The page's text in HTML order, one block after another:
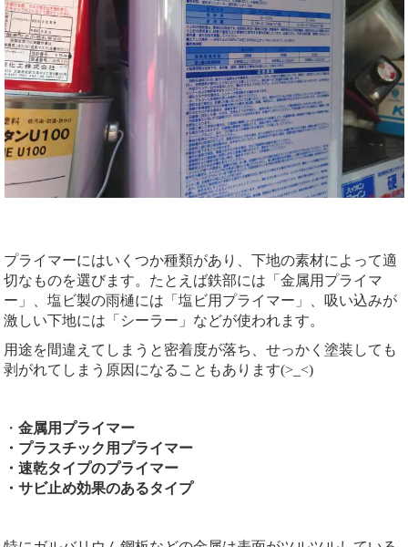
プライマーにはいくつか種類があり、下地の素材によって適
切なものを選びます。たとえば鉄部には「金属用プライマ
ー」、塩ビ製の雨樋には「塩ビ用プライマー」、吸い込みが
激しい下地には「シーラー」などが使われます。
用途を間違えてしまうと密着度が落ち、せっかく塗装しても
剥がれてしまう原因になることもあります(>_<)
・金属用プライマー
・プラスチック用プライマー
・速乾タイプのプライマー
・サビ止め効果のあるタイプ